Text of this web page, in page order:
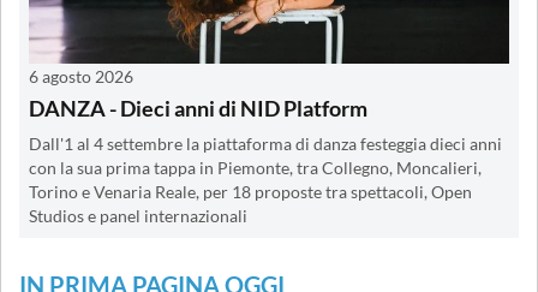
6 agosto 2026
DANZA - Dieci anni di NID Platform
Dall'1 al 4 settembre la piattaforma di danza festeggia dieci anni
con la sua prima tappa in Piemonte, tra Collegno, Moncalieri,
Torino e Venaria Reale, per 18 proposte tra spettacoli, Open
Studios e panel internazionali
IN PRIMA PAGINA OGGI